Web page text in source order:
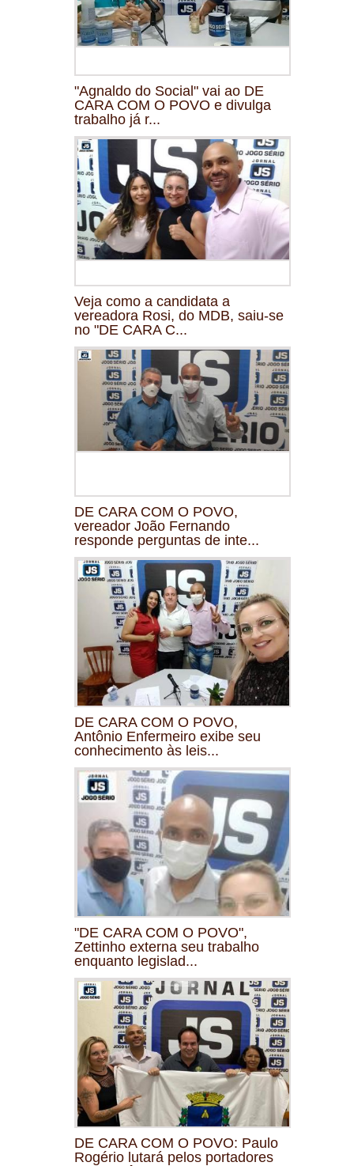
"Agnaldo do Social" vai ao DE
CARA COM O POVO e divulga
trabalho já r...
Veja como a candidata a
vereadora Rosi, do MDB, saiu-se
no "DE CARA C...
DE CARA COM O POVO,
vereador João Fernando
responde perguntas de inte...
DE CARA COM O POVO,
Antônio Enfermeiro exibe seu
conhecimento às leis...
"DE CARA COM O POVO",
Zettinho externa seu trabalho
enquanto legislad...
DE CARA COM O POVO: Paulo
Rogério lutará pelos portadores